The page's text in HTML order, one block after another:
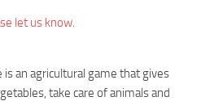
let us know.
is an agricultural game that gives
take care of animals and